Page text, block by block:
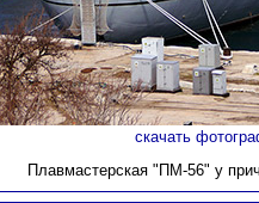
скачать
Плавмастерская "ПМ-56" у